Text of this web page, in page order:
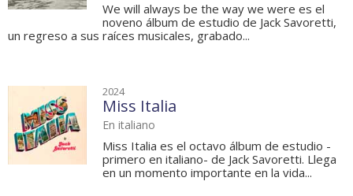
We will always be the way we were es el
noveno álbum de estudio de Jack Savoretti,
un regreso a sus raíces musicales, grabado...
2024
Miss Italia
En italiano
Miss Italia es el octavo álbum de estudio -
primero en italiano- de Jack Savoretti. Llega
en un momento importante en la vida...